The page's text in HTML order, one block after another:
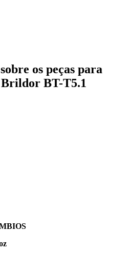
os peças para
Brildor BT-T5.1